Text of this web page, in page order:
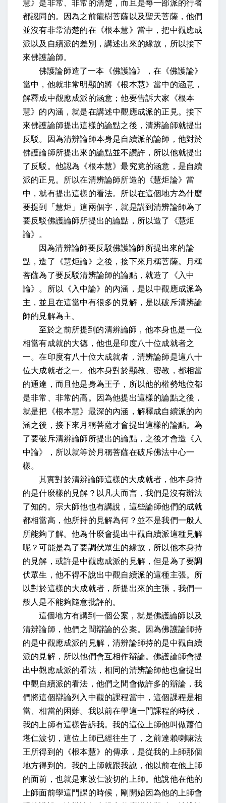
慧》是非常、非常的清楚，而且是每一部派的行者
都認同的。因為之前龍樹菩薩以及聖天菩薩，他們
並沒有非常清楚的在《根本慧》當中，把中觀應成
派以及自續派的差別，講述出來的緣故，所以接下
來佛護論師。
佛護論師造了一本《佛護論》，在《佛護論》
當中，他就非常明顯的將《根本慧》當中的涵意，
解釋成中觀應成派的涵意；他要告訴大家《根本
慧》的內涵，就是在講述中觀應成派的正見。接下
來佛護論師提出這樣的論點之後，清辨論師就提出
反駁。因為清辨論師本身是自續派的論師，他對於
佛護論師所提出來的論點並不讚許，所以他就提出
了反駁。他認為《根本慧》最究竟的涵意，是自續
派的正見。所以在清辨論師所造的《慧炬論》當
中，就有提出這樣的看法。所以在這個地方為什麼
要提到「慧炬」這兩個字，就是講到清辨論師為了
要反駁佛護論師所提出的論點，所以造了《慧炬
論》。
因為清辨論師要反駁佛護論師所提出來的論
點，造了《慧炬論》之後，接下來月稱菩薩。月稱
菩薩為了要反駁清辨論師的論點，就造了《入中
論》。所以《入中論》的內涵，是以中觀應成派為
主，並且在這當中有很多的見解，是以破斥清辨論
師的見解為主。
至於之前所提到的清辨論師，他本身也是一位
相當有成就的大德，他也是印度八十位成就者之
一。在印度有八十位大成就者，清辨論師是這八十
位大成就者之一。他本身對於顯教、密教，都相當
的通達，而且他是身為王子，所以他的權勢地位都
是非常、非常的高。因為他提出這樣的論點之後，
就是把《根本慧》最深的內涵，解釋成自續派的內
涵之後，接下來月稱菩薩才會提出這樣的論點。為
了要破斥清辨論師所提出的論點，之後才會造《入
中論》，所以就等於月稱菩薩在破斥佛法中心一
樣。
其實對於清辨論師這樣的大成就者，他本身持
的是什麼樣的見解？以凡夫而言，我們是沒有辦法
了知的。宗大師他也有講說，這些論師他們的成就
都相當高，他所持的見解為何？並不是我們一般人
所能夠了解。他為什麼會提出中觀自續派這種見解
呢？可能是為了要調伏眾生的緣故，所以他本身持
的見解，或許是中觀應成派的見解，但是為了要調
伏眾生，他不得不說出中觀自續派的這種主張。所
以對於這樣的大成就者，所提出來的主張，我們一
般人是不能夠隨意批評的。
這個地方有講到一個公案，就是佛護論師以及
清辨論師，他們之間辯論的公案。因為佛護論師持
的是中觀應成派的見解，清辨論師持的是中觀自續
派的見解，所以他們會互相作辯論。佛護論師會提
出中觀應成派的看法，相同的清辨論師他也會提出
中觀自續派的看法，他們之間會做許多的辯論，我
們將這個辯論列入中觀的課程當中，這個課程是相
當、相當的困難。我以前在學這一門課程的時候，
我的上師有這樣告訴我。我的這位上師他叫做蕭伯
堪仁波切，這位上師已經往生了，之前達賴喇嘛法
王所得到的《根本慧》的傳承，是從我的上師那個
地方得到的。我的上師就跟我說，他以前在他上師
的面前，也就是東波仁波切的上師。他說他在他的
上師面前學這門課的時候，剛開始因為他的上師會